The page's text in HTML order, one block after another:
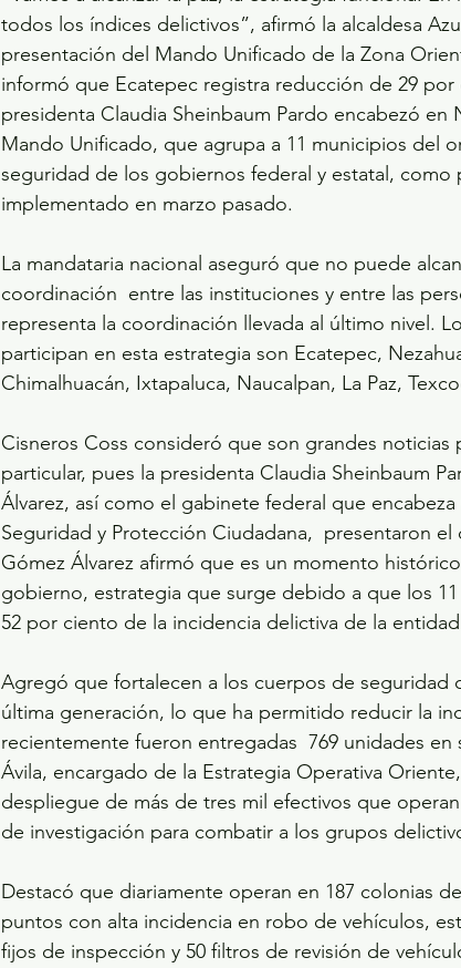
todos los índices delictivos”, afirmó la alcaldesa
presentación del Mando Unificado de la Zona
informó que Ecatepec registra reducción de 29
presidenta Claudia Sheinbaum Pardo encabezó en
Mando Unificado, que agrupa a 11 municipios del
seguridad de los gobiernos federal y estatal,
implementado en marzo pasado.
La mandataria nacional aseguró que no puede
coordinación  entre las instituciones y entre las
representa la coordinación llevada al último nivel.
participan en esta estrategia son Ecatepec,
Chimalhuacán, Ixtapaluca, Naucalpan, La Paz,
Cisneros Coss consideró que son grandes noticias
particular, pues la presidenta Claudia Sheinbaum
Álvarez, así como el gabinete federal que
Seguridad y Protección Ciudadana,  presentaron
Gómez Álvarez afirmó que es un momento
gobierno, estrategia que surge debido a que los
52 por ciento de la incidencia delictiva de la
Agregó que fortalecen a los cuerpos de seguridad
última generación, lo que ha permitido reducir la
recientemente fueron entregadas  769 unidades
Ávila, encargado de la Estrategia Operativa
despliegue de más de tres mil efectivos que
de investigación para combatir a los grupos
Destacó que diariamente operan en 187 colonias
puntos con alta incidencia en robo de vehículos,
fijos de inspección y 50 filtros de revisión de